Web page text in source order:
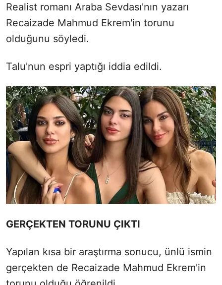
Realist romanı Araba Sevdası'nın yazarı
Recaizade Mahmud Ekrem'in torunu
olduğunu söyledi.
Talu'nun espri yaptığı iddia edildi.
GERÇEKTEN TORUNU ÇIKTI
Yapılan kısa bir araştırma sonucu, ünlü ismin
gerçekten de Recaizade Mahmud Ekrem'in